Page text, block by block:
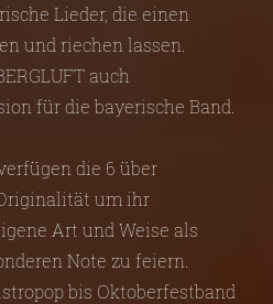
Lieder, die einen
und riechen lassen.
auch
für die bayerische Band.
die 6 über
um ihr
Art und Weise als
Note zu feiern.
bis Oktoberfestband